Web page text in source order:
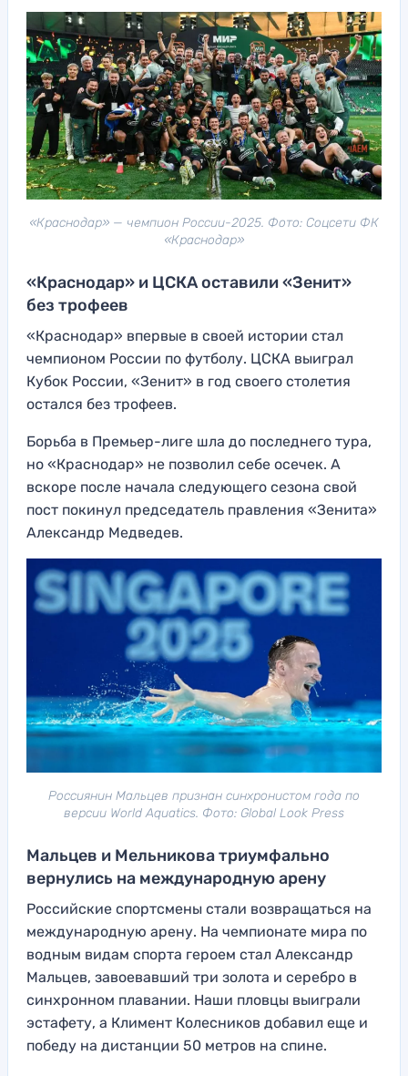
«Краснодар» — чемпион России-2025. Фото: Соцсети ФК
«Краснодар»
«Краснодар» и ЦСКА оставили «Зенит»
без трофеев
«Краснодар» впервые в своей истории стал
чемпионом России по футболу. ЦСКА выиграл
Кубок России, «Зенит» в год своего столетия
остался без трофеев.
Борьба в Премьер-лиге шла до последнего тура,
но «Краснодар» не позволил себе осечек. А
вскоре после начала следующего сезона свой
пост покинул председатель правления «Зенита»
Александр Медведев.
Россиянин Мальцев признан синхронистом года по
версии World Aquatics. Фото: Global Look Press
Мальцев и Мельникова триумфально
вернулись на международную арену
Российские спортсмены стали возвращаться на
международную арену. На чемпионате мира по
водным видам спорта героем стал Александр
Мальцев, завоевавший три золота и серебро в
синхронном плавании. Наши пловцы выиграли
эстафету, а Климент Колесников добавил еще и
победу на дистанции 50 метров на спине.